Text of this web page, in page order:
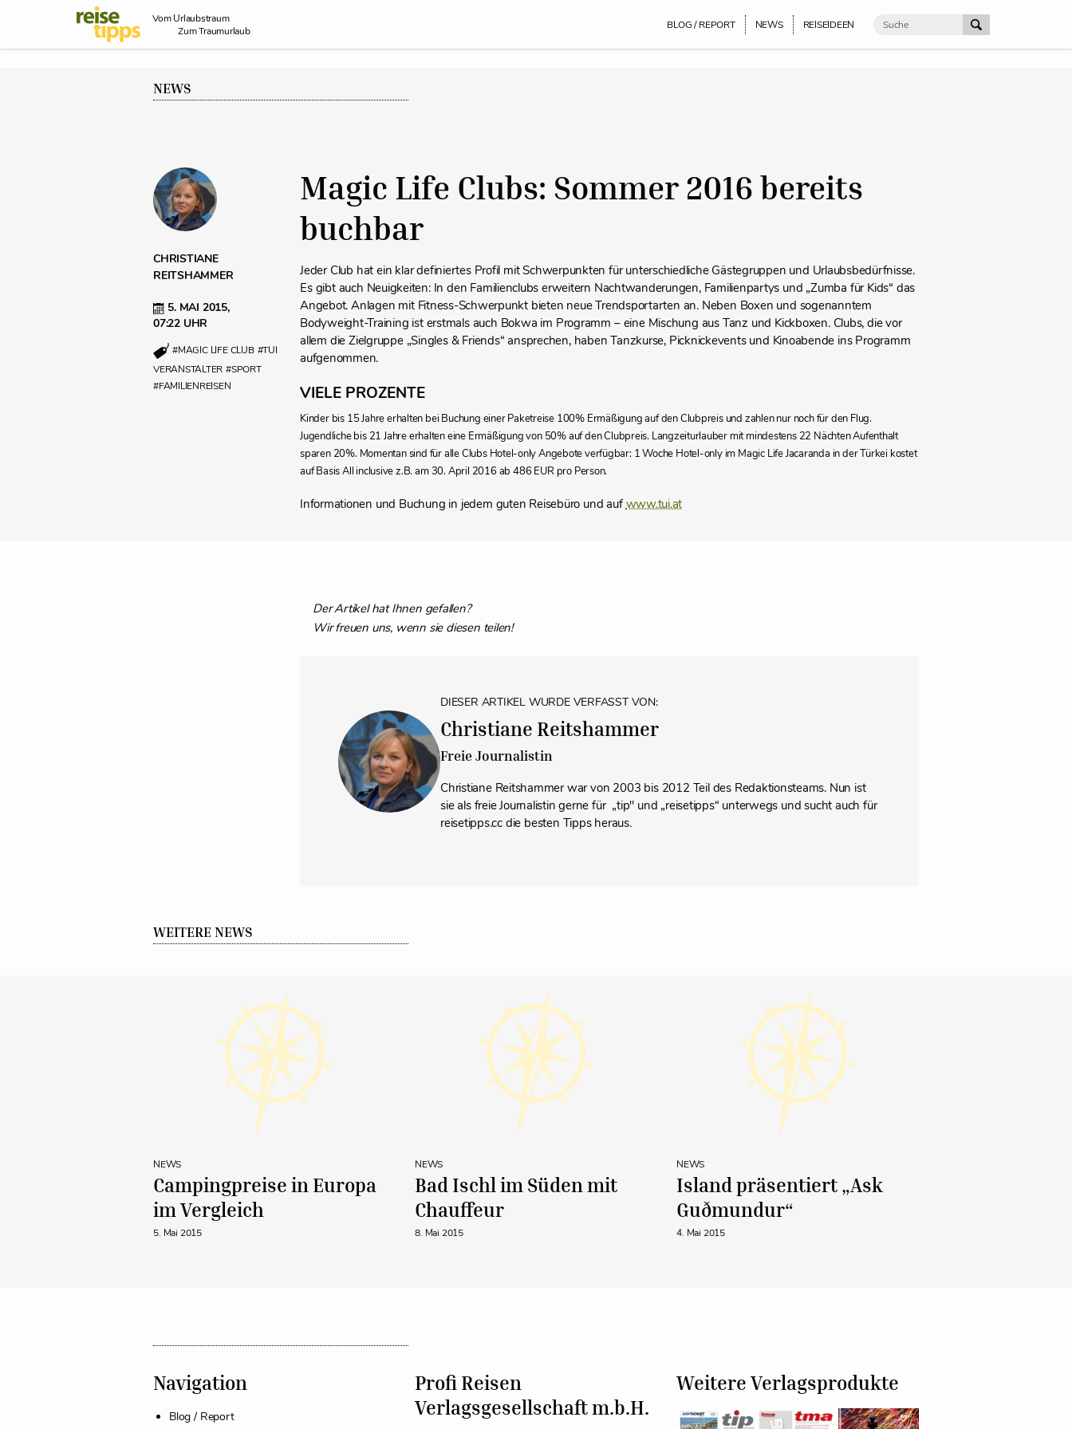
Skip to Content
Vom Urlaubstraum
Zum Traumurlaub
BLOG / REPORT NEWS REISEIDEEN
NEWS
CHRISTIANE
REITSHAMMER
5. MAI 2015,
07:22 UHR
#MAGIC LIFE CLUB #TUI
VERANSTALTER #SPORT
#FAMILIENREISEN
Magic Life Clubs: Sommer 2016 bereits
buchbar
Jeder Club hat ein klar definiertes Profil mit Schwerpunkten für unterschiedliche Gästegruppen und Urlaubsbedürfnisse.
Es gibt auch Neuigkeiten: In den Familienclubs erweitern Nachtwanderungen, Familienpartys und „Zumba für Kids“ das
Angebot. Anlagen mit Fitness-Schwerpunkt bieten neue Trendsportarten an. Neben Boxen und sogenanntem
Bodyweight-Training ist erstmals auch Bokwa im Programm – eine Mischung aus Tanz und Kickboxen. Clubs, die vor
allem die Zielgruppe „Singles & Friends“ ansprechen, haben Tanzkurse, Picknickevents und Kinoabende ins Programm
aufgenommen.
VIELE PROZENTE
Kinder bis 15 Jahre erhalten bei Buchung einer Paketreise 100% Ermäßigung auf den Clubpreis und zahlen nur noch für den Flug.
Jugendliche bis 21 Jahre erhalten eine Ermäßigung von 50% auf den Clubpreis. Langzeiturlauber mit mindestens 22 Nächten Aufenthalt
sparen 20%. Momentan sind für alle Clubs Hotel-only Angebote verfügbar: 1 Woche Hotel-only im Magic Life Jacaranda in der Türkei kostet
auf Basis All inclusive z.B. am 30. April 2016 ab 486 EUR pro Person.
Informationen und Buchung in jedem guten Reisebüro und aufwww.tui.at
Der Artikel hat Ihnen gefallen?
Wir freuen uns, wenn sie diesen teilen!
DIESER ARTIKEL WURDE VERFASST VON:
Christiane Reitshammer
Freie Journalistin
Christiane Reitshammer war von 2003 bis 2012 Teil des Redaktionsteams. Nun ist
sie als freie Journalistin gerne für „tip" und „reisetipps“ unterwegs und sucht auch für
reisetipps.cc die besten Tipps heraus.
WEITERE NEWS
NEWS
Campingpreise in Europa
im Vergleich
5. Mai 2015
NEWS
Bad Ischl im Süden mit
Chauffeur
8. Mai 2015
NEWS
Island präsentiert „Ask
Guðmundur“
4. Mai 2015
Navigation
Blog / Report
Profi Reisen
Verlagsgesellschaft m.b.H.
Weitere Verlagsprodukte